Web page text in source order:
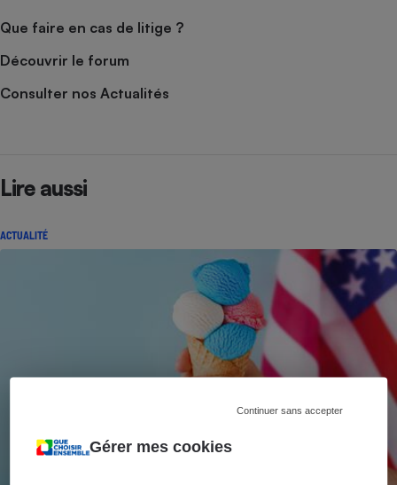
Gérer mes cookies
Continuer sans accepter
Que faire en cas de litige ?
Découvrir le forum
Consulter nos Actualités
Lire aussi
ACTUALITÉ